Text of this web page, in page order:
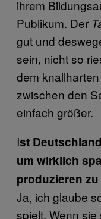
ihrem
Publikum. Der
gut und
sein, nicht so
dem
zwischen den
einfach größer.
Ist
um wirklich
produzieren
Ja, ich glaube
spielt. Wenn